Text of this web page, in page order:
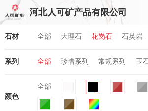
河北人可矿产品有限公司
石材 全部 大理石 花岗石 石英岩
系列 全部 珍惜系列 常规系列 玉
颜色
全部